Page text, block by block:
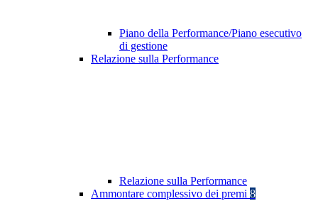
Piano della Performance/Piano esecutivo
di gestione
Relazione sulla Performance
Relazione sulla Performance
Ammontare complessivo dei premi 8